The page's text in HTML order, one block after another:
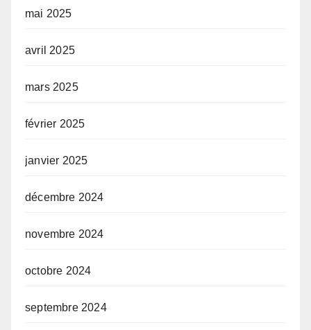
mai 2025
avril 2025
mars 2025
février 2025
janvier 2025
décembre 2024
novembre 2024
octobre 2024
septembre 2024